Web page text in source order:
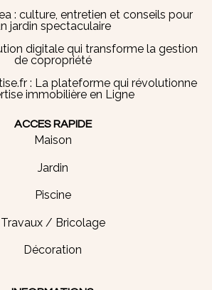
: culture, entretien et conseils pour
jardin spectaculaire
digitale qui transforme la gestion
de copropriété
: La plateforme qui révolutionne
immobilière en Ligne
ACCES RAPIDE
Maison
Jardin
Piscine
Travaux / Bricolage
Décoration